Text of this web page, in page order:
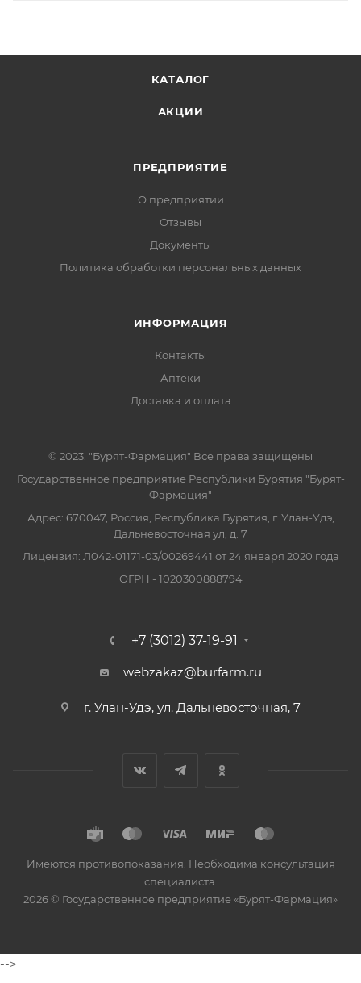
КАТАЛОГ
АКЦИИ
ПРЕДПРИЯТИЕ
О предприятии
Отзывы
Документы
Политика обработки персональных данных
ИНФОРМАЦИЯ
Контакты
Аптеки
Доставка и оплата
© 2023. "Бурят-Фармация" Все права защищены
Государственное предприятие Республики Бурятия "Бурят-
Фармация"
Адрес: 670047, Россия, Республика Бурятия, г. Улан-Удэ,
Дальневосточная ул, д. 7
Лицензия: Л042-01171-03/00269441 от 24 января 2020 года
ОГРН - 1020300888794
+7 (3012) 37-19-91
webzakaz@burfarm.ru
г. Улан-Удэ, ул. Дальневосточная, 7
Имеются противопоказания. Необходима консультация
специалиста.
2026 © Государственное предприятие «Бурят-Фармация»
-->